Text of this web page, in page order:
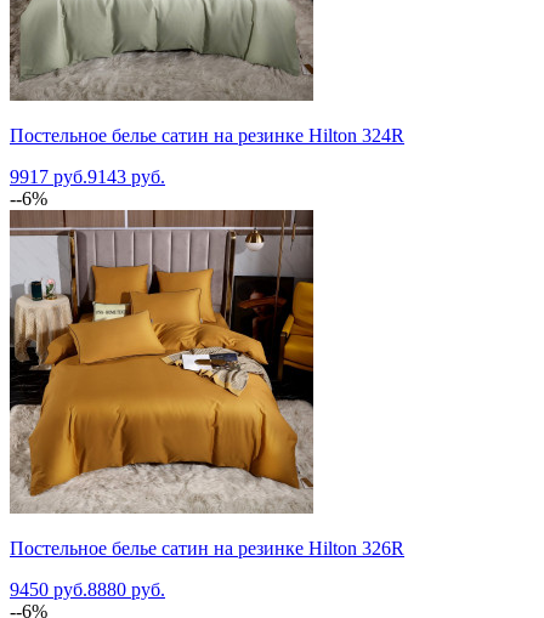
Постельное белье сатин на резинке Hilton 324R
9917 руб.9143 руб.
--6%
Постельное белье сатин на резинке Hilton 326R
9450 руб.8880 руб.
--6%